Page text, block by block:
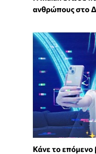
ανθρώπους στο
Κάνε το